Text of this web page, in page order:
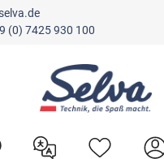
(0) 7425 930 100